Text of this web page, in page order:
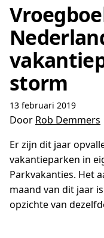
storm
13 februari 2019
Door Rob Demmers
Er zijn dit jaar
vakantieparken in
Parkvakanties. Het
maand van dit jaar
opzichte van